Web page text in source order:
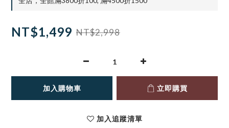
NT$1,499 NT$2,998
加入購物車 立即購買
加入追蹤清單